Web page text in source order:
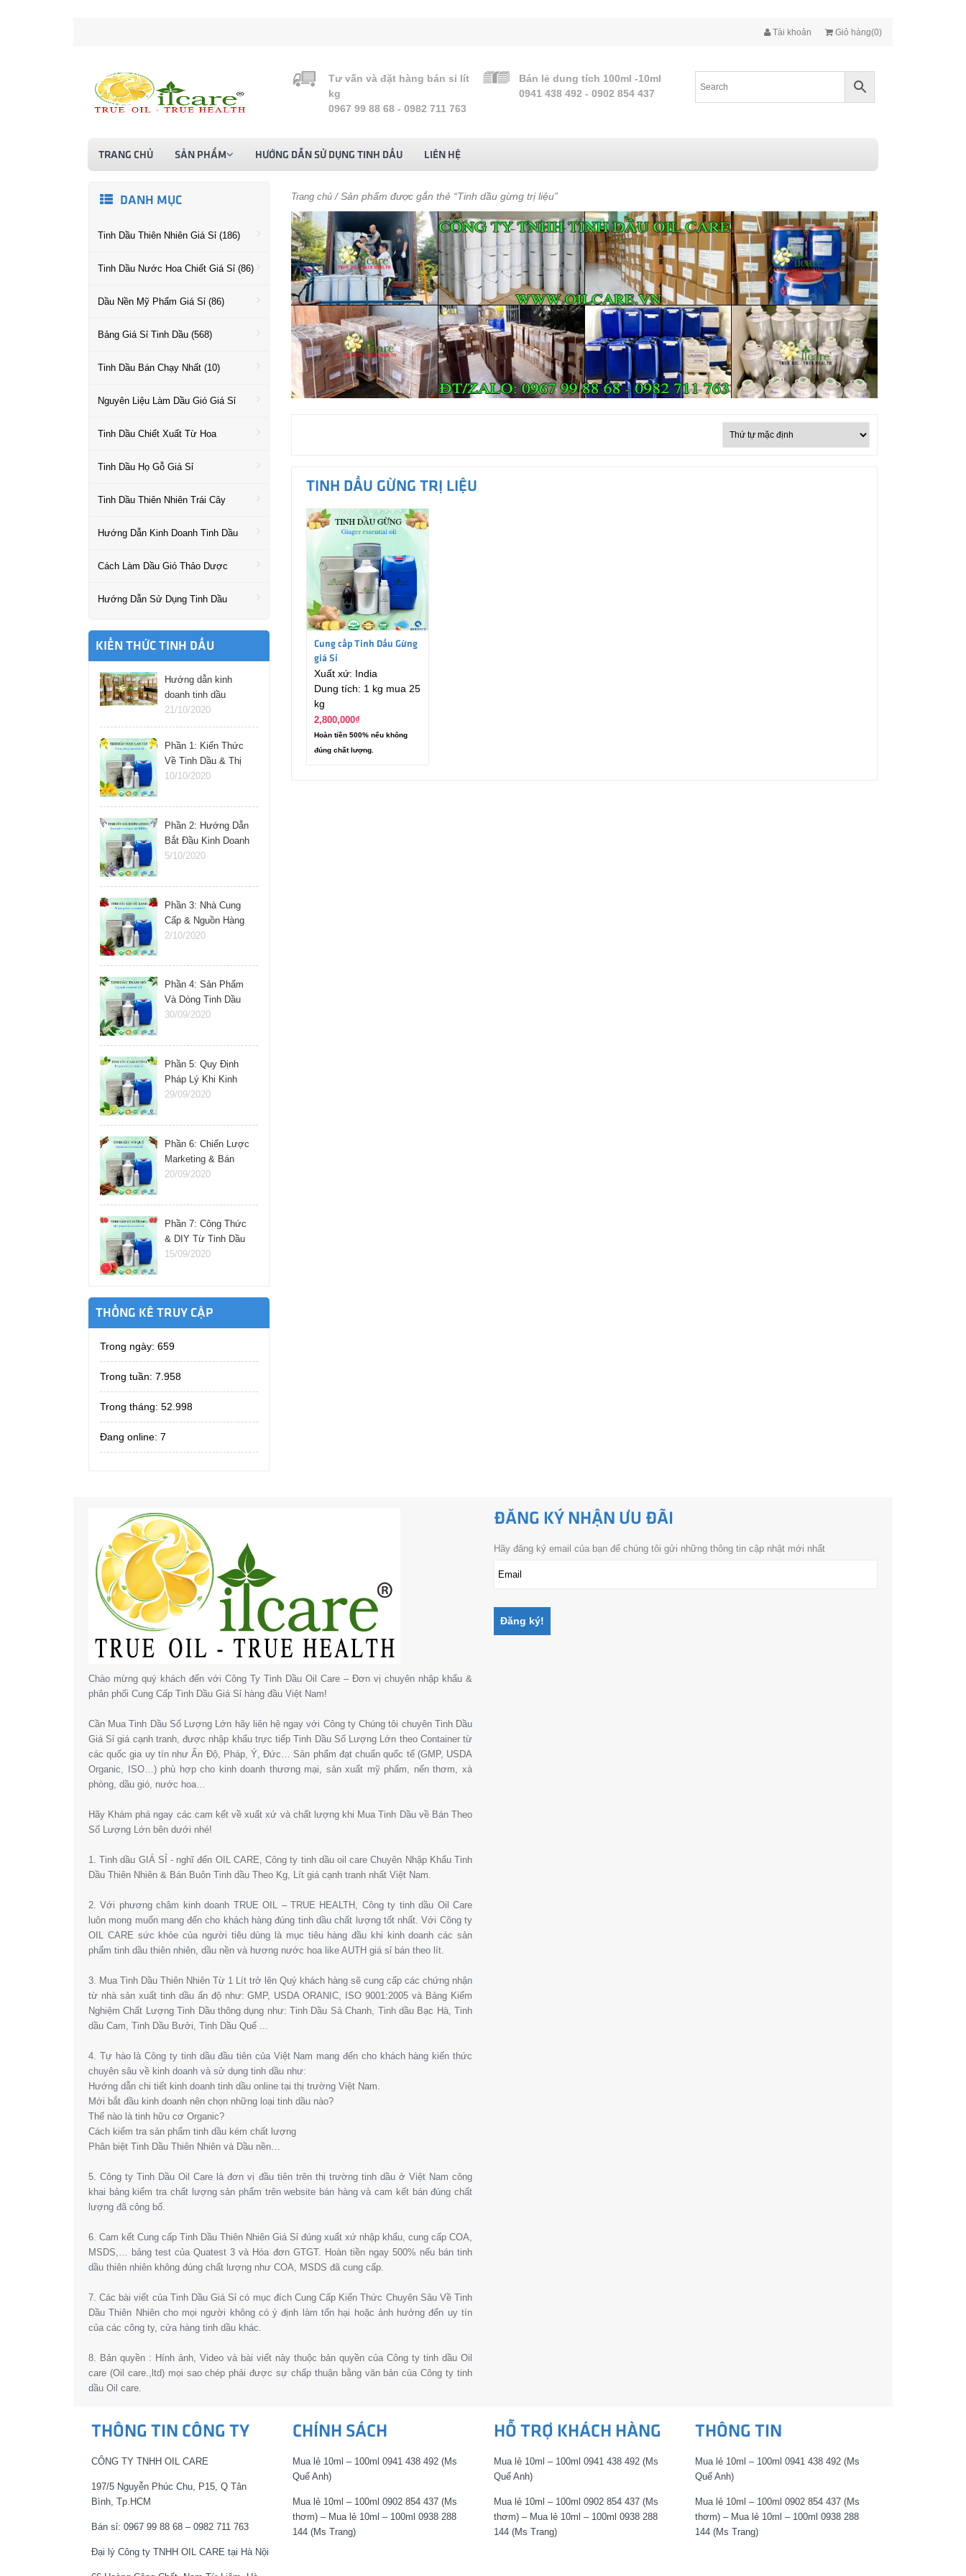
Tài khoản Giỏ hàng(0)
Tư vấn và đặt hàng bán sỉ lít
kg
0967 99 88 68 - 0982 711 763
Bán lẻ dung tích 100ml -10ml
0941 438 492 - 0902 854 437
TRANG CHỦ SẢN PHẨM HƯỚNG DẪN SỬ DỤNG TINH DẦU LIÊN HỆ
DANH MỤC
Tinh Dầu Thiên Nhiên Giá Sỉ (186)
Tinh Dầu Nước Hoa Chiết Giá Sỉ (86)
Dầu Nền Mỹ Phẩm Giá Sỉ (86)
Bảng Giá Sỉ Tinh Dầu (568)
Tinh Dầu Bán Chạy Nhất (10)
Nguyên Liệu Làm Dầu Gió Giá Sỉ
Tinh Dầu Chiết Xuất Từ Hoa
Tinh Dầu Họ Gỗ Giá Sỉ
Tinh Dầu Thiên Nhiên Trái Cây
Hướng Dẫn Kinh Doanh Tinh Dầu
Cách Làm Dầu Gió Thảo Dược
Hướng Dẫn Sử Dụng Tinh Dầu
KIẾN THỨC TINH DẦU
Hướng dẫn kinh
doanh tinh dầu
online
21/10/2020
Phần 1: Kiến Thức
Về Tinh Dầu & Thị
Trường
10/10/2020
Phần 2: Hướng Dẫn
Bắt Đầu Kinh Doanh
Tinh Dầu
5/10/2020
Phần 3: Nhà Cung
Cấp & Nguồn Hàng
Tinh Dầu
2/10/2020
Phần 4: Sản Phẩm
Và Dòng Tinh Dầu
Nên Kinh Doanh
30/09/2020
Phần 5: Quy Định
Pháp Lý Khi Kinh
Doanh Tinh Dầu
29/09/2020
Phần 6: Chiến Lược
Marketing & Bán
Hàng Tinh Dầu
20/09/2020
Phần 7: Công Thức
& DIY Từ Tinh Dầu
15/09/2020
THỐNG KÊ TRUY CẬP
Trong ngày: 659
Trong tuần: 7.958
Trong tháng: 52.998
Đang online: 7
Trang chủ / Sản phẩm được gắn thẻ “Tinh dầu gừng trị liệu”
TINH DẦU GỪNG TRỊ LIỆU
Cung cấp Tinh Dầu Gừng
giá Sỉ
Xuất xứ: India
Dung tích: 1 kg mua 25
kg
2,800,000₫
Hoàn tiền 500% nếu không
đúng chất lượng.
Chào mừng quý khách đến với Công Ty Tinh Dầu Oil Care – Đơn vị chuyên nhập khẩu &
phân phối Cung Cấp Tinh Dầu Giá Sỉ hàng đầu Việt Nam!
Cần Mua Tinh Dầu Số Lượng Lớn hãy liên hệ ngay với Công ty Chúng tôi chuyên Tinh Dầu
Giá Sỉ giá cạnh tranh, được nhập khẩu trực tiếp Tinh Dầu Số Lượng Lớn theo Container từ
các quốc gia uy tín như Ấn Độ, Pháp, Ý, Đức… Sản phẩm đạt chuẩn quốc tế (GMP, USDA
Organic, ISO…) phù hợp cho kinh doanh thương mại, sản xuất mỹ phẩm, nến thơm, xà
phòng, dầu gió, nước hoa…
Hãy Khám phá ngay các cam kết về xuất xứ và chất lượng khi Mua Tinh Dầu về Bán Theo
Số Lượng Lớn bên dưới nhé!
1. Tinh dầu GIÁ SỈ - nghĩ đến OIL CARE, Công ty tinh dầu oil care Chuyên Nhập Khẩu Tinh
Dầu Thiên Nhiên & Bán Buôn Tinh dầu Theo Kg, Lít giá cạnh tranh nhất Việt Nam.
2. Với phương châm kinh doanh TRUE OIL – TRUE HEALTH, Công ty tinh dầu Oil Care
luôn mong muốn mang đến cho khách hàng đúng tinh dầu chất lượng tốt nhất. Với Công ty
OIL CARE sức khỏe của người tiêu dùng là mục tiêu hàng đầu khi kinh doanh các sản
phẩm tinh dầu thiên nhiên, dầu nền và hương nước hoa like AUTH giá sỉ bán theo lít.
3. Mua Tinh Dầu Thiên Nhiên Từ 1 Lít trở lên Quý khách hàng sẽ cung cấp các chứng nhận
từ nhà sản xuất tinh dầu ấn độ như: GMP, USDA ORANIC, ISO 9001:2005 và Bảng Kiểm
Nghiệm Chất Lượng Tinh Dầu thông dụng như: Tinh Dầu Sả Chanh, Tinh dầu Bạc Hà, Tinh
dầu Cam, Tinh Dầu Bưởi, Tinh Dầu Quế ...
4. Tự hào là Công ty tinh dầu đầu tiên của Việt Nam mang đến cho khách hàng kiến thức
chuyên sâu về kinh doanh và sử dụng tinh dầu như:
Hướng dẫn chi tiết kinh doanh tinh dầu online tại thị trường Việt Nam.
Mới bắt đầu kinh doanh nên chọn những loại tinh dầu nào?
Thế nào là tinh hữu cơ Organic?
Cách kiểm tra sản phẩm tinh dầu kém chất lượng
Phân biệt Tinh Dầu Thiên Nhiên và Dầu nền…
5. Công ty Tinh Dầu Oil Care là đơn vị đầu tiên trên thị trường tinh dầu ở Việt Nam công
khai bảng kiểm tra chất lượng sản phẩm trên website bán hàng và cam kết bán đúng chất
lượng đã công bố.
6. Cam kết Cung cấp Tinh Dầu Thiên Nhiên Giá Sỉ đúng xuất xứ nhập khẩu, cung cấp COA,
MSDS,… bảng test của Quatest 3 và Hóa đơn GTGT. Hoàn tiền ngay 500% nếu bán tinh
dầu thiên nhiên không đúng chất lượng như COA, MSDS đã cung cấp.
7. Các bài viết của Tinh Dầu Giá Sỉ có mục đích Cung Cấp Kiến Thức Chuyên Sâu Về Tinh
Dầu Thiên Nhiên cho mọi người không có ý định làm tổn hại hoặc ảnh hưởng đến uy tín
của các công ty, cửa hàng tinh dầu khác.
8. Bản quyền : Hính ảnh, Video và bài viết này thuộc bản quyền của Công ty tinh dầu Oil
care (Oil care.,ltd) mọi sao chép phải được sự chấp thuận bằng văn bản của Công ty tinh
dầu Oil care.
ĐĂNG KÝ NHẬN ƯU ĐÃI
Hãy đăng ký email của bạn để chúng tôi gửi những thông tin cập nhật mới nhất
THÔNG TIN CÔNG TY
CÔNG TY TNHH OIL CARE
197/5 Nguyễn Phúc Chu, P15, Q Tân
Bình, Tp.HCM
Bán sỉ: 0967 99 88 68 – 0982 711 763
Đại lý Công ty TNHH OIL CARE tại Hà Nội
CHÍNH SÁCH
Mua lẻ 10ml – 100ml 0941 438 492 (Ms
Quế Anh)
Mua lẻ 10ml – 100ml 0902 854 437 (Ms
thơm) – Mua lẻ 10ml – 100ml 0938 288
144 (Ms Trang)
HỖ TRỢ KHÁCH HÀNG
Mua lẻ 10ml – 100ml 0941 438 492 (Ms
Quế Anh)
Mua lẻ 10ml – 100ml 0902 854 437 (Ms
thơm) – Mua lẻ 10ml – 100ml 0938 288
144 (Ms Trang)
THÔNG TIN
Mua lẻ 10ml – 100ml 0941 438 492 (Ms
Quế Anh)
Mua lẻ 10ml – 100ml 0902 854 437 (Ms
thơm) – Mua lẻ 10ml – 100ml 0938 288
144 (Ms Trang)